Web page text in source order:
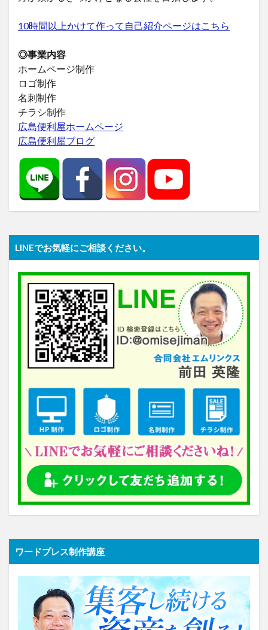
10時間以上かけて作って自己紹介ページはこちら
◎事業内容
ホームページ制作
ロゴ制作
名刺制作
チラシ制作
広島便利屋ホームページ
広島便利屋ブログ
LINEでお気軽にご相談ください。
ワードプレス制作講座